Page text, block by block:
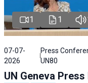
1 1
07-07-
2026
Press
UN80
UN Geneva